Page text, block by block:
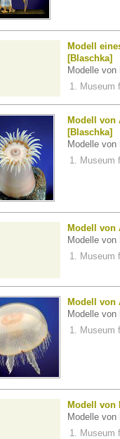
Modell
[Blaschka]
Modelle
Museum
Modell von
[Blaschka]
Modelle
Museum
Modell von
Modelle
Museum
Modell von
Modelle
Museum
Modell von
Modelle
Museum